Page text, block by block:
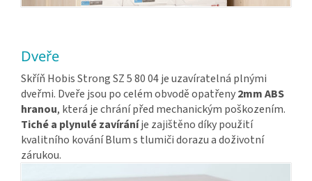
Dveře
Skříň Hobis Strong SZ 5 80 04 je uzavíratelná plnými
dveřmi. Dveře jsou po celém obvodě opatřeny2mm ABS
hranou, která je chrání před mechanickým poškozením.
Tiché a plynulé zavíráníje zajištěno díky použití
kvalitního kování Blum s tlumiči dorazu a doživotní
zárukou.